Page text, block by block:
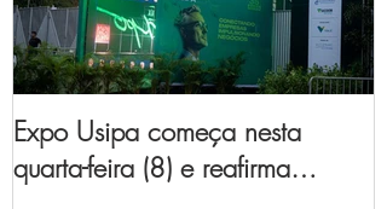
Expo Usipa começa nesta
quarta-feira (8) e reafirma